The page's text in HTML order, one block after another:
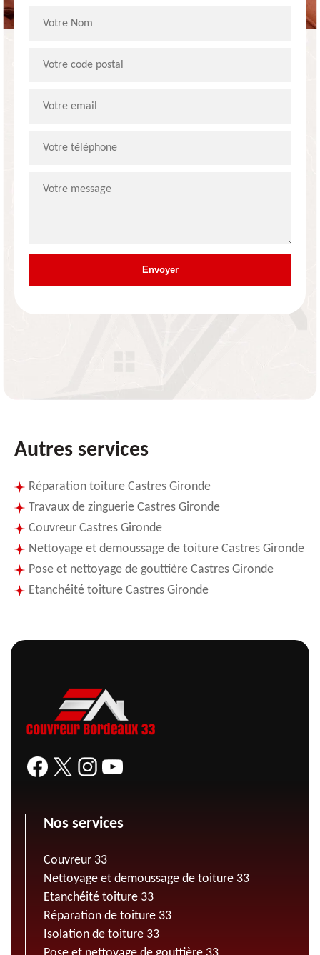
Autres services
Réparation toiture Castres Gironde
Travaux de zinguerie Castres Gironde
Couvreur Castres Gironde
Nettoyage et demoussage de toiture Castres Gironde
Pose et nettoyage de gouttière Castres Gironde
Etanchéité toiture Castres Gironde
Nos services
Couvreur 33
Nettoyage et demoussage de toiture 33
Etanchéité toiture 33
Réparation de toiture 33
Isolation de toiture 33